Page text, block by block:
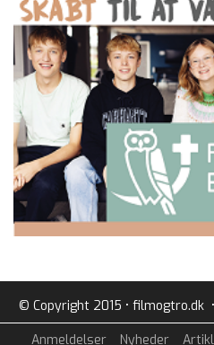
© Copyright 2015 • filmogtro.dk •
Anmeldelser Nyheder